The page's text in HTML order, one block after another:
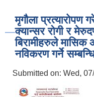
मृगौला प्रत्यारोपण
क्यान्सर रोगी र
बिरामीहरुले
नविकरण गर्ने
Submitted on: Wed,